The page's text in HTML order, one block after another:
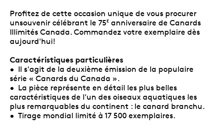
Profitez de cette occasion unique de vous procurer
unsouvenir célébrant le 75E anniversaire de Canards
Illimités Canada. Commandez votre exemplaire dès
aujourd'hui!
Caractéristiques particulières
• Il s'agit de la deuxième émission de la populaire
série « Canards du Canada ».
• La pièce représente en détail les plus belles
caractéristiques de l'un des oiseaux aquatiques les
plus remarquables du continent : le canard branchu.
• Tirage mondial limité à 17 500 exemplaires.